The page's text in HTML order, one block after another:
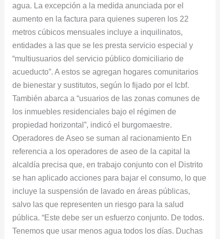
agua. La excepción a la medida anunciada por el
aumento en la factura para quienes superen los 22
metros cúbicos mensuales incluye a inquilinatos,
entidades a las que se les presta servicio especial y
“multiusuarios del servicio público domiciliario de
acueducto”. A estos se agregan hogares comunitarios
de bienestar y sustitutos, según lo fijado por el Icbf.
También abarca a “usuarios de las zonas comunes de
los inmuebles residenciales bajo el régimen de
propiedad horizontal”, indicó el burgomaestre.
Operadores de Aseo se suman al racionamiento En
referencia a los operadores de aseo de la capital la
alcaldía precisa que, en trabajo conjunto con el Distrito
se han aplicado acciones para bajar el consumo, lo que
incluye la suspensión de lavado en áreas públicas,
salvo las que representen un riesgo para la salud
pública. “Este debe ser un esfuerzo conjunto. De todos.
Tenemos que usar menos agua todos los días. Duchas